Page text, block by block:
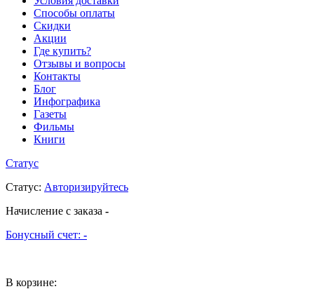
Способы оплаты
Скидки
Акции
Где купить?
Отзывы и вопросы
Контакты
Блог
Инфографика
Газеты
Фильмы
Книги
Статус
Статус: Авторизируйтесь
Начисление с заказа -
Бонусный счет: -
В корзине: